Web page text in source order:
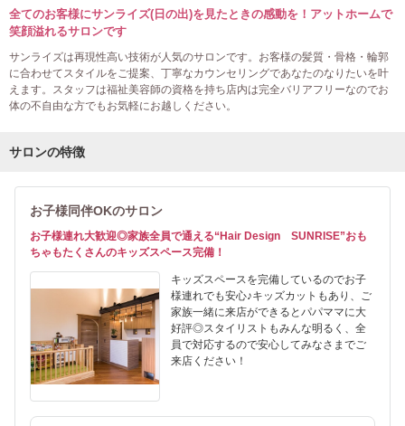
全てのお客様にサンライズ(日の出)を見たときの感動を！アットホームで
笑顔溢れるサロンです
サンライズは再現性高い技術が人気のサロンです。お客様の髪質・骨格・輪郭
に合わせてスタイルをご提案、丁寧なカウンセリングであなたのなりたいを叶
えます。スタッフは福祉美容師の資格を持ち店内は完全バリアフリーなのでお
体の不自由な方でもお気軽にお越しください。
サロンの特徴
お子様同伴OKのサロン
お子様連れ大歓迎◎家族全員で通える“Hair Design SUNRISE”おも
ちゃもたくさんのキッズスペース完備！
キッズスペースを完備しているのでお子
様連れでも安心♪キッズカットもあり、ご
家族一緒に来店ができるとパパママに大
好評◎スタイリストもみんな明るく、全
員で対応するので安心してみなさまでご
来店ください！